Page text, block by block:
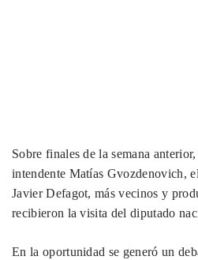
Sobre finales de la semana
intendente Matías Gvozdenovich,
Javier Defagot, más vecinos y
recibieron la visita del diputado
En la oportunidad se generó un